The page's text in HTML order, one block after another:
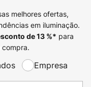
melhores ofertas,
em iluminação.
de13%* para
compra.
Empresa